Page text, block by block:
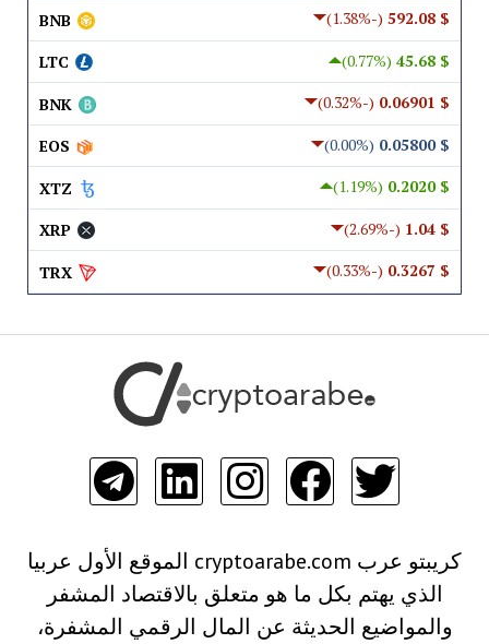
$ 592.08
(-1.38%)
BNB
$ 45.68
(0.77%)
LTC
$ 0.06901
(-0.32%)
BNK
$ 0.05800
(0.00%)
EOS
$ 0.2020
(1.19%)
XTZ
$ 1.04
(-2.69%)
XRP
$ 0.3267
(-0.33%)
TRX
كريبتو عرب cryptoarabe.com الموقع الأول عربيا
الذي يهتم بكل ما هو متعلق بالاقتصاد المشفر
والمواضيع الحديثة عن المال الرقمي المشفرة،